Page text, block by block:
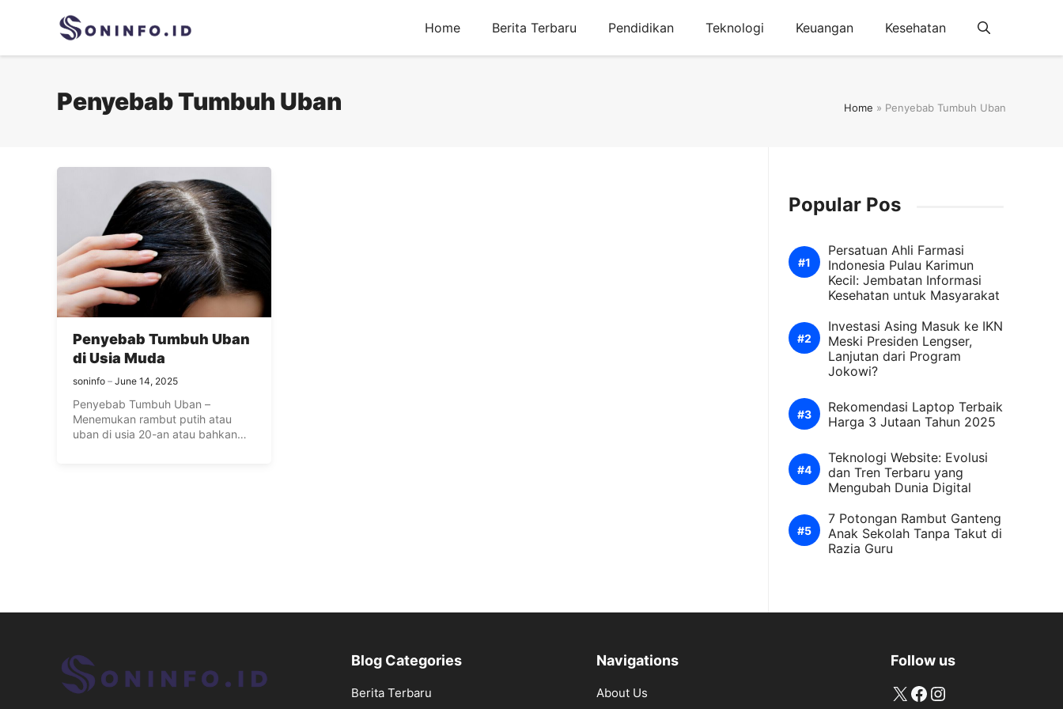
Home Berita Terbaru Pendidikan Teknologi Keuangan Kesehatan
Penyebab Tumbuh Uban Home » Penyebab Tumbuh Uban
Penyebab Tumbuh Uban
di Usia Muda
soninfo June 14, 2025
Penyebab Tumbuh Uban –
Menemukan rambut putih atau
uban di usia 20-an atau bahkan
Popular Pos
Persatuan Ahli Farmasi
Indonesia Pulau Karimun
Kecil: Jembatan Informasi
Kesehatan untuk Masyarakat
Investasi Asing Masuk ke IKN
Meski Presiden Lengser,
Lanjutan dari Program
Jokowi?
Rekomendasi Laptop Terbaik
Harga 3 Jutaan Tahun 2025
Teknologi Website: Evolusi
dan Tren Terbaru yang
Mengubah Dunia Digital
7 Potongan Rambut Ganteng
Anak Sekolah Tanpa Takut di
Razia Guru
Blog Categories
Berita Terbaru
Navigations
About Us
Follow us
X Facebook
Instagram